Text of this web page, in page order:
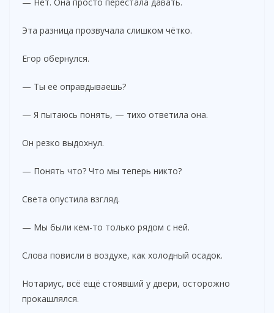
Эта разница прозвучала слишком чётко.
Егор обернулся.
— Ты её оправдываешь?
— Я пытаюсь понять, — тихо ответила она.
Он резко выдохнул.
— Понять что? Что мы теперь никто?
Света опустила взгляд.
— Мы были кем-то только рядом с ней.
Слова повисли в воздухе, как холодный осадок.
Нотариус, всё ещё стоявший у двери, осторожно
прокашлялся.